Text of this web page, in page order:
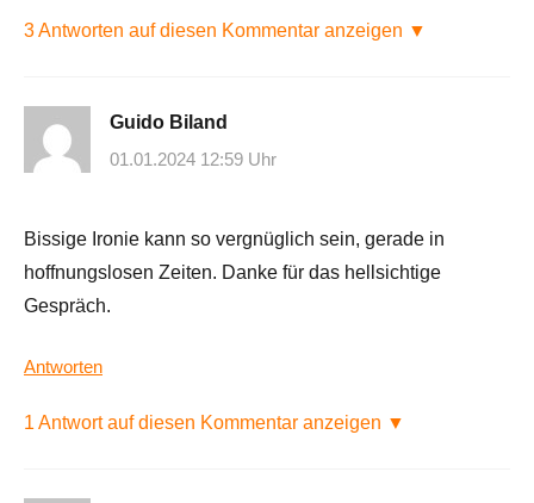
3 Antworten auf diesen Kommentar anzeigen ▼
Guido Biland
01.01.2024 12:59 Uhr
Bissige Ironie kann so vergnüglich sein, gerade in
hoffnungslosen Zeiten. Danke für das hellsichtige
Gespräch.
Antworten
1 Antwort auf diesen Kommentar anzeigen ▼